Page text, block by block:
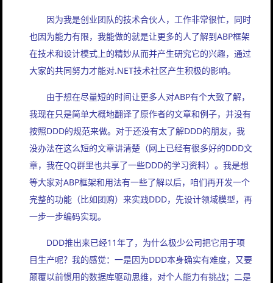
因为我是创业团队的技术合伙人，工作非常很忙，同时
也因为能力有限，我能做的就是让更多的人了解到ABP框架
在技术和设计模式上的精妙从而并产生研究它的兴趣，通过
大家的共同努力才能对.NET技术社区产生积极的影响。
由于想在尽量短的时间让更多人对ABP有个大致了解，
我现在只是简单大概地翻译了原作者的文章和例子，并没有
按照DDD的规范来做。对于还没有太了解DDD的朋友，我
没办法在这么短的文章讲清楚（网上已经有很多好的DDD文
章，我在QQ群里也共享了一些DDD的学习资料）。我是想
等大家对ABP框架和用法有一些了解以后，咱们再开发一个
完整的功能（比如团购）来实践DDD，先设计领域模型，再
一步一步编码实现。
DDD推出来已经11年了，为什么极少公司把它用于项
目生产呢？我的感觉：一是因为DDD本身确实有难度，又要
颠覆以前惯用的数据库驱动思维，对个人能力有挑战；二是